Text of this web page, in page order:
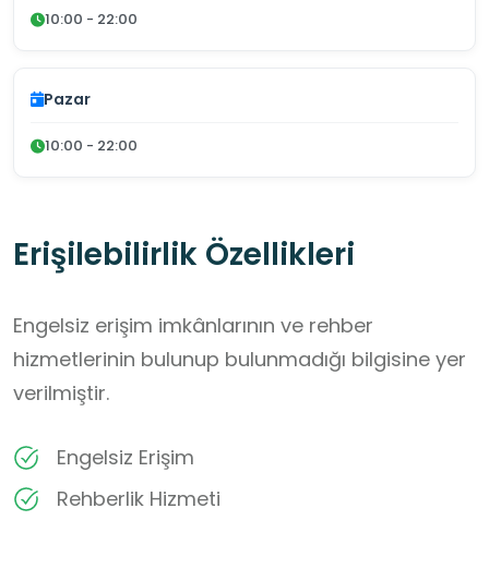
10:00 - 22:00
Pazar
10:00 - 22:00
Erişilebilirlik Özellikleri
Engelsiz erişim imkânlarının ve rehber
hizmetlerinin bulunup bulunmadığı bilgisine yer
verilmiştir.
Engelsiz Erişim
Rehberlik Hizmeti